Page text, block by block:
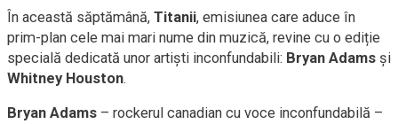
În această săptămână, Titanii, emisiunea care aduce în
prim-plan cele mai mari nume din muzică, revine cu o ediție
specială dedicată unor artiști inconfundabili: Bryan Adams și
Whitney Houston.
Bryan Adams – rockerul canadian cu voce inconfundabilă –